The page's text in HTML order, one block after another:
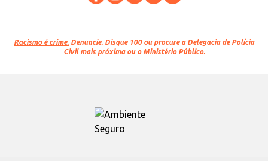
Racismo é crime. Denuncie. Disque 100 ou procure a Delegacia de Polícia
Civil mais próxima ou o Ministério Público.